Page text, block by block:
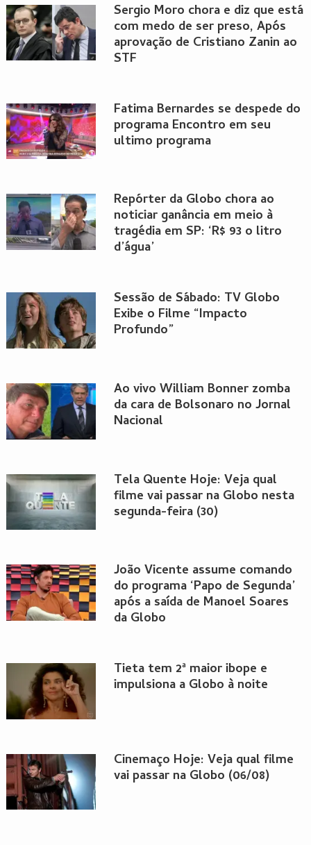
Sergio Moro chora e diz que está
com medo de ser preso, Após
aprovação de Cristiano Zanin ao
STF
Fatima Bernardes se despede do
programa Encontro em seu
ultimo programa
Repórter da Globo chora ao
noticiar ganância em meio à
tragédia em SP: ‘R$ 93 o litro
d’água’
Sessão de Sábado: TV Globo
Exibe o Filme “Impacto
Profundo”
Ao vivo William Bonner zomba
da cara de Bolsonaro no Jornal
Nacional
Tela Quente Hoje: Veja qual
filme vai passar na Globo nesta
segunda-feira (30)
João Vicente assume comando
do programa ‘Papo de Segunda’
após a saída de Manoel Soares
da Globo
Tieta tem 2ª maior ibope e
impulsiona a Globo à noite
Cinemaço Hoje: Veja qual filme
vai passar na Globo (06/08)